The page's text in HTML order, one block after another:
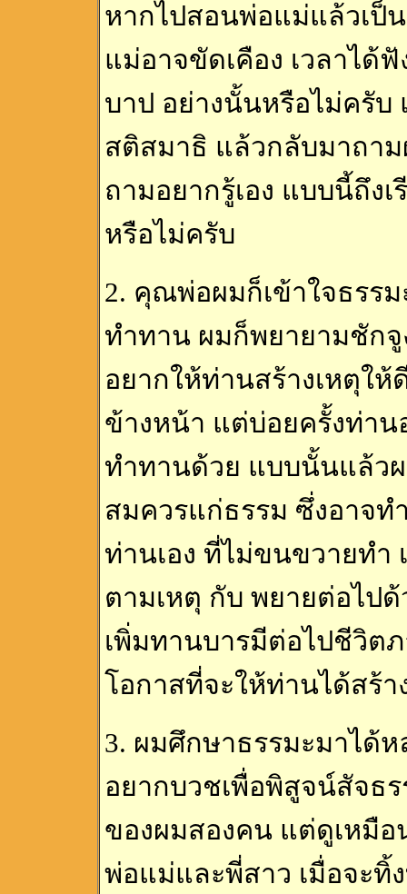
หากไปสอนพ่อแม่แล้วเป็
แม่อาจขัดเคือง เวลาได้
บาป อย่างนั้นหรือไม่ครั
สติสมาธิ แล้วกลับมาถาม
ถามอยากรู้เอง แบบนี้ถึง
หรือไม่ครับ
2. คุณพ่อผมก็เข้าใจธรร
ทำทาน ผมก็พยายามชักจู
อยากให้ท่านสร้างเหตุใ
ข้างหน้า แต่บ่อยครั้งท่าน
ทำทานด้วย แบบนั้นแล้วผ
สมควรแก่ธรรม ซึ่งอาจท
ท่านเอง ที่ไม่ขนขวายทำ
ตามเหตุ กับ พยายต่อไป
เพิ่มทานบารมีต่อไปชีวิต
โอกาสที่จะให้ท่านได้สร้
3. ผมศึกษาธรรมะมาได้
อยากบวชเพื่อพิสูจน์สัจธ
ของผมสองคน แต่ดูเหมือ
พ่อแม่และพี่สาว เมื่อจะทิ้